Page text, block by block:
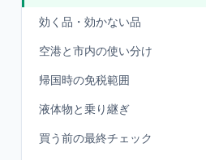
効く品・効かない品
空港と市内の使い分け
帰国時の免税範囲
液体物と乗り継ぎ
買う前の最終チェック